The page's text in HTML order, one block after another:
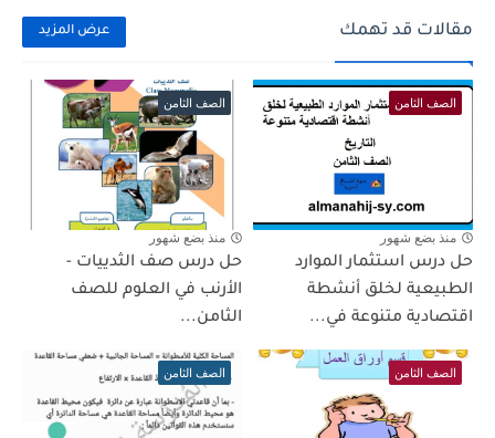
مقالات قد تهمك عرض المزيد
الصف الثامن
منذ بضع شهور
حل درس استثمار الموارد
الطبيعية لخلق أنشطة
اقتصادية متنوعة في...
الصف الثامن
منذ بضع شهور
حل درس صف الثدييات -
الأرنب في العلوم للصف
الثامن...
الصف الثامن الصف الثامن